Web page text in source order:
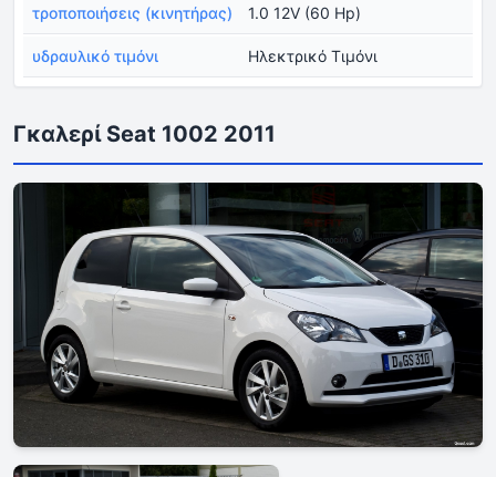
τροποποιήσεις (κινητήρας) 1.0 12V (60 Hp)
υδραυλικό τιμόνι Ηλεκτρικό Τιμόνι
Γκαλερί Seat 1002 2011